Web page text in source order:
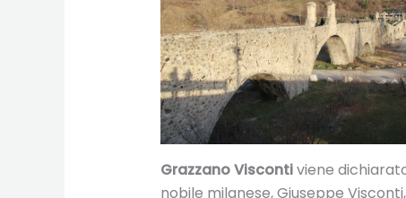
Grazzano Viscontiviene
nobile milanese, Giuseppe